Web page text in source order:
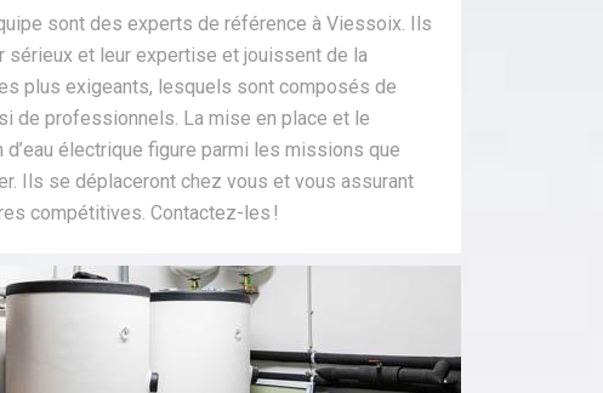
sont des experts de référence à Viessoix. Ils
sérieux et leur expertise et jouissent de la
plus exigeants, lesquels sont composés de
de professionnels. La mise en place et le
d’eau électrique figure parmi les missions que
Ils se déplaceront chez vous et vous assurant
compétitives. Contactez-les !